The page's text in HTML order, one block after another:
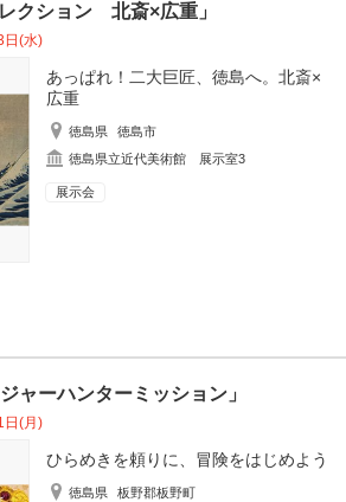
クション 北斎×広重」
日(水)
あっぱれ！二大巨匠、徳島へ。北斎×
広重
徳島県
徳島市
徳島県立近代美術館 展示室3
展示会
ャーハンターミッション」
日(月)
ひらめきを頼りに、冒険をはじめよう
徳島県
板野郡板野町